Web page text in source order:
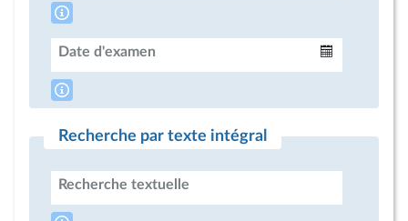
Date d'examen
Recherche par texte intégral
Recherche textuelle